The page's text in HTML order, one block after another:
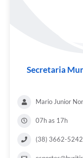
Secretaria
Mario Junior
07h as 17h
(38) 3662-5242